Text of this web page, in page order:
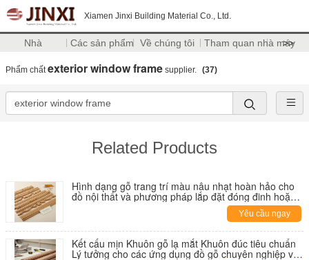
Xiamen Jinxi Building Material Co., Ltd.
Nhà Các sản phẩm Về chúng tôi Tham quan nhà máy
>>
Phẩm chấtexterior window frame supplier. (37)
Related Products
Hình dạng gỗ trang trí màu nâu nhạt hoàn hảo cho
đồ nội thất và phương pháp lắp đặt đóng đinh hoặc
Yêu cầu ngay
Kết cấu mịn Khuôn gỗ lạ mắt Khuôn đúc tiêu chuẩn
Lý tưởng cho các ứng dụng đồ gỗ chuyên nghiệp và